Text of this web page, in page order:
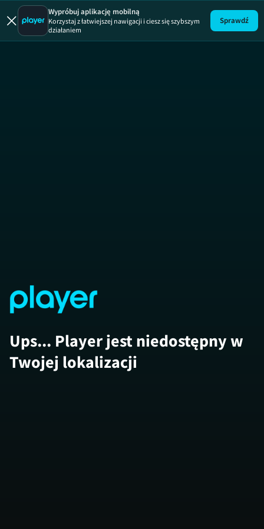
Wypróbuj aplikację mobilną
Korzystaj z łatwiejszej nawigacji i ciesz się szybszym
działaniem
Sprawdź
Ups... Player jest niedostępny w
Twojej lokalizacji